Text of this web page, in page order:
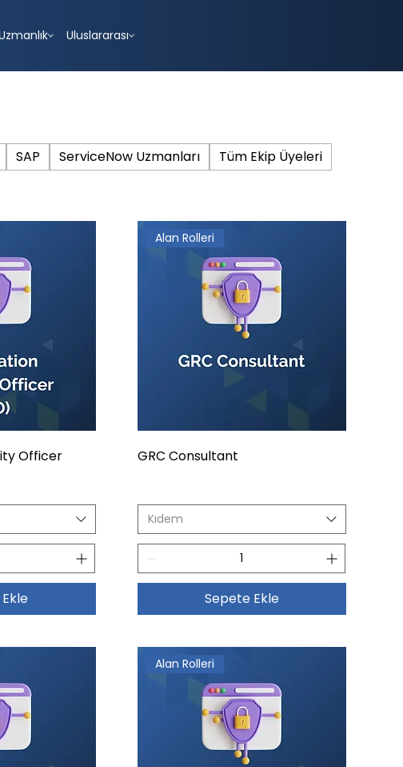
Uluslararası
SAP ServiceNow Uzmanları Tüm Ekip Üyeleri
Officer
Alan Rolleri
GRC Consultant
Kıdem
Sepete Ekle
Alan Rolleri